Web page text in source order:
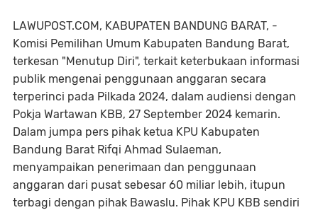
LAWUPOST.COM, KABUPATEN BANDUNG BARAT, -
Komisi Pemilihan Umum Kabupaten Bandung Barat,
terkesan "Menutup Diri", terkait keterbukaan informasi
publik mengenai penggunaan anggaran secara
terperinci pada Pilkada 2024, dalam audiensi dengan
Pokja Wartawan KBB, 27 September 2024 kemarin.
Dalam jumpa pers pihak ketua KPU Kabupaten
Bandung Barat Rifqi Ahmad Sulaeman,
menyampaikan penerimaan dan penggunaan
anggaran dari pusat sebesar 60 miliar lebih, itupun
terbagi dengan pihak Bawaslu. Pihak KPU KBB sendiri